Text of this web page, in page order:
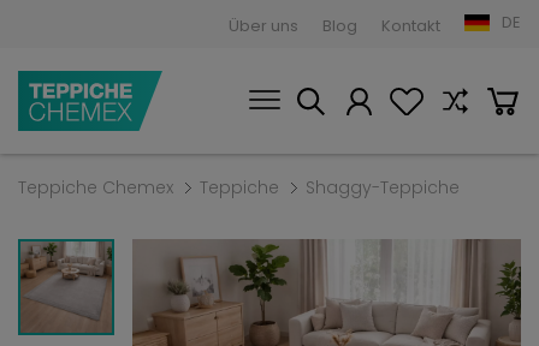
Über uns Blog Kontakt DE
Teppiche Chemex Teppiche Shaggy-Teppiche